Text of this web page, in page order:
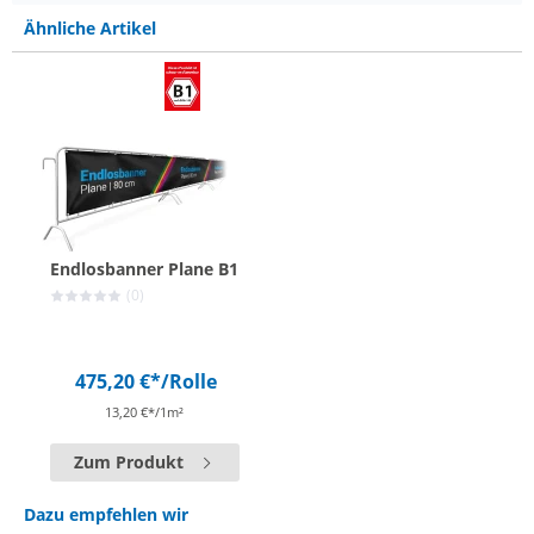
Ähnliche Artikel
Endlosbanner Plane B1
(0)
475,20 €*/Rolle
13,20 €*/1m²
Zum Produkt
Dazu empfehlen wir